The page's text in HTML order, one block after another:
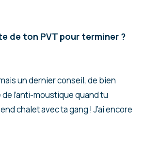
de ton PVT pour terminer ?
un dernier conseil, de bien
l’anti-moustique quand tu
chalet avec ta gang ! J’ai encore